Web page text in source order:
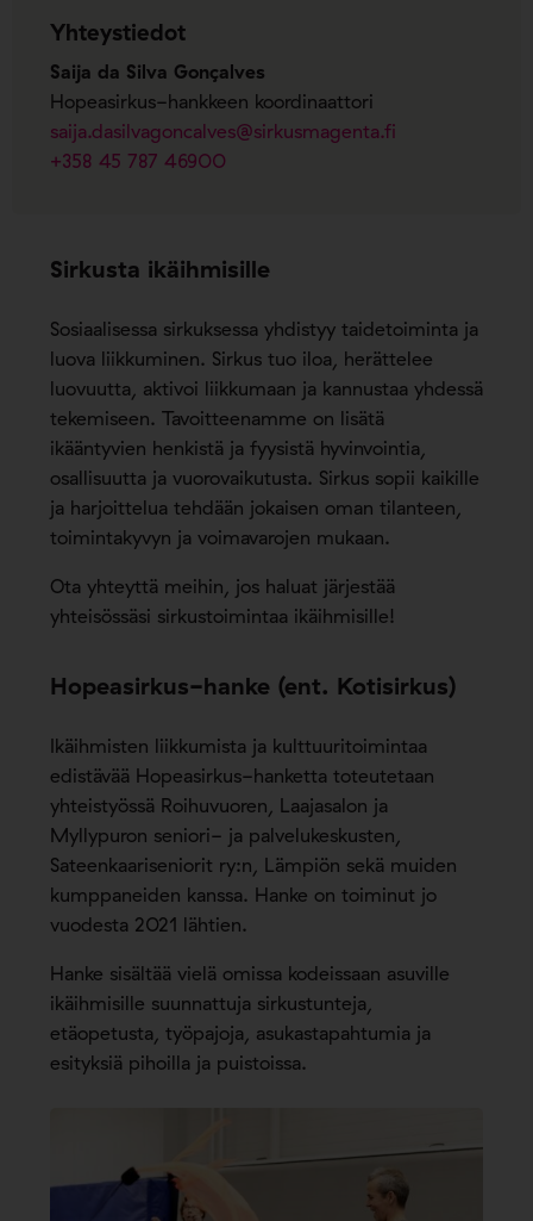
Yhteystiedot
Saija da Silva Gonçalves
Hopeasirkus-hankkeen koordinaattori
saija.dasilvagoncalves@sirkusmagenta.fi
+358 45 787 46900
Sirkusta ikäihmisille
Sosiaalisessa sirkuksessa yhdistyy taidetoiminta ja
luova liikkuminen. Sirkus tuo iloa, herättelee
luovuutta, aktivoi liikkumaan ja kannustaa yhdessä
tekemiseen. Tavoitteenamme on lisätä
ikääntyvien henkistä ja fyysistä hyvinvointia,
osallisuutta ja vuorovaikutusta. Sirkus sopii kaikille
ja harjoittelua tehdään jokaisen oman tilanteen,
toimintakyvyn ja voimavarojen mukaan.
Ota yhteyttä meihin, jos haluat järjestää
yhteisössäsi sirkustoimintaa ikäihmisille!
Hopeasirkus-hanke (ent. Kotisirkus)
Ikäihmisten liikkumista ja kulttuuritoimintaa
edistävää Hopeasirkus-hanketta toteutetaan
yhteistyössä Roihuvuoren, Laajasalon ja
Myllypuron seniori- ja palvelukeskusten,
Sateenkaariseniorit ry:n, Lämpiön sekä muiden
kumppaneiden kanssa. Hanke on toiminut jo
vuodesta 2021 lähtien.
Hanke sisältää vielä omissa kodeissaan asuville
ikäihmisille suunnattuja sirkustunteja,
etäopetusta, työpajoja, asukastapahtumia ja
esityksiä pihoilla ja puistoissa.